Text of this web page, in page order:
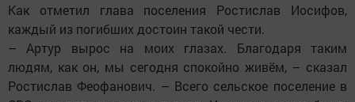
Как отметил глава поселения Ростислав Иосифов,
каждый из погибших достоин такой чести.
– Артур вырос на моих глазах. Благодаря таким
людям, как он, мы сегодня спокойно живём, – сказал
Ростислав Феофанович. – Всего сельское поселение в